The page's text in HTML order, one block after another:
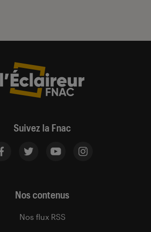
Suivez la Fnac
Nos contenus
Nos flux RSS